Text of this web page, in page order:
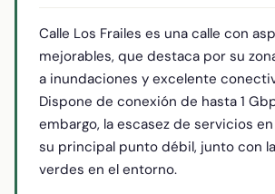
Calle Los Frailes es una calle con
mejorables, que destaca por su
a inundaciones y excelente
Dispone de conexión de hasta 1
embargo, la escasez de servicios
su principal punto débil, junto con
verdes en el entorno.